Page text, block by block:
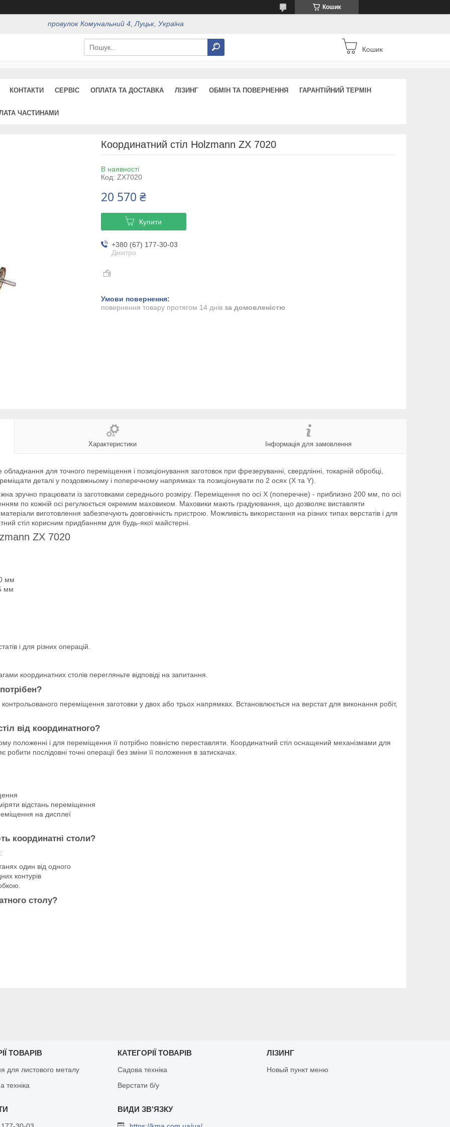
Кошик
провулок Комунальний 4, Луцьк, Україна
Кошик
КОНТАКТИ СЕРВІС ОПЛАТА ТА ДОСТАВКА ЛІЗИНГ ОБМІН ТА ПОВЕРНЕННЯ ГАРАНТІЙНИЙ ТЕРМІН
ЧАСТИНАМИ
Координатний стіл Holzmann ZX 7020
В наявності
Код: ZX7020
20 570 ₴
Купити
+380 (67) 177-30-03
Дмитро
повернення товару протягом 14 днів за домовленістю
Характеристики Інформація для замовлення
для точного переміщення і позиціонування заготовок при фрезеруванні, свердлінні, токарній обробці,
деталі у поздовжньому і поперечному напрямках та позиціонувати по 2 осях (X та Y).
зручно працювати із заготовками середнього розміру. Переміщення по осі Х (поперечне) - приблизно 200 мм, по осі
по кожній осі регулюється окремим маховиком. Маховики мають градуювання, що дозволяє виставляти
виготовлення забезпечують довговічність пристрою. Можливість використання на різних типах верстатів і для
стіл корисним придбанням для будь-якої майстерні.
ZX 7020
мм
мм
і для різних операцій.
координатних столів перегляньте відповіді на запитання.
переміщення заготовки у двох або трьох напрямках. Встановлюється на верстат для виконання робіт,
від координатного?
положенні і для переміщення її потрібно повністю переставляти. Координатний стіл оснащений механізмами для
послідовні точні операції без зміни її положення в затискачах.
відстань переміщення
на дисплеї
координатні столи?
один від одного
контурів
столу?
ТОВАРІВ
для листового металу
техніка
КАТЕГОРІЇ ТОВАРІВ
Садова техніка
Верстати б/у
ЛІЗИНГ
Новый пункт меню